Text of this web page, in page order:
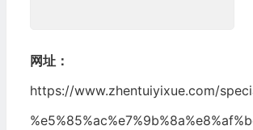
网址：
https://www.zhentuiyixue.com/